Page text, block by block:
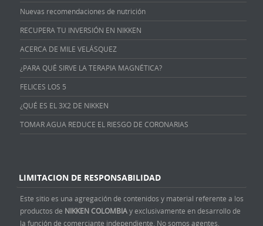
Nuevas recomendaciones de nutrición
RECUPERA TU INVERSIÓN EN NIKKEN
ACERCA DE MILE VELÁSQUEZ
¿PARA QUÉ SIRVE LA TERAPIA MAGNÉTICA?
FELICES LOS 5
¿QUÉ ES EL 3X2 DE NIKKEN
TOMAR AGUA REDUCE EL RIESGO DE CORONARIAS
LIMITACION DE RESPONSABILIDAD
Este sitio es una agregación de contenidos y material referente a los
productos de NIKKEN COLOMBIAy exclusivamente en desarrollo de
la función de comerciante independiente. No somos agentes,